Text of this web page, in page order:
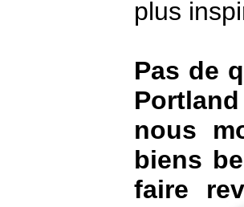
plus
Pas de
nous
biens
faire